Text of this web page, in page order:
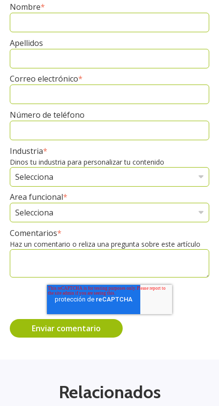
Nombre*
Apellidos
Correo electrónico*
Número de teléfono
Industria*
Dinos tu industria para personalizar tu contenido
Area funcional*
Comentarios*
Haz un comentario o reliza una pregunta sobre este artículo
Relacionados